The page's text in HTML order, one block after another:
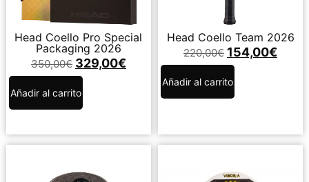
Head Coello Pro Special
Packaging 2026
350,00€ 329,00€
Añadir al carrito
Head Coello Team 2026
220,00€ 154,00€
Añadir al carrito